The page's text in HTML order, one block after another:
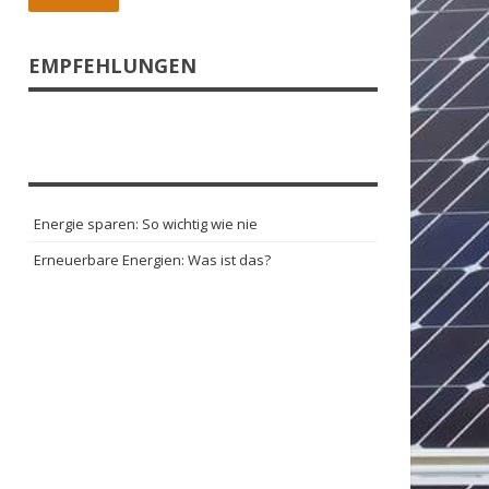
EMPFEHLUNGEN
Energie sparen: So wichtig wie nie
Erneuerbare Energien: Was ist das?